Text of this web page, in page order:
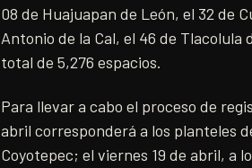
08 de Huajuapan de León, el 32 de
Antonio de la Cal, el 46 de Tlacolula
total de 5,276 espacios.
Para llevar a cabo el proceso de
abril corresponderá a los planteles
Coyotepec; el viernes 19 de abril, a